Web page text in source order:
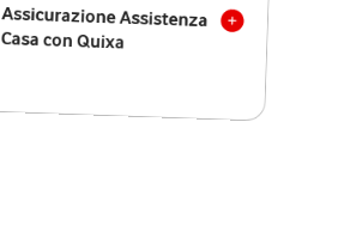
Assicurazione Assistenza
Casa con Quixa